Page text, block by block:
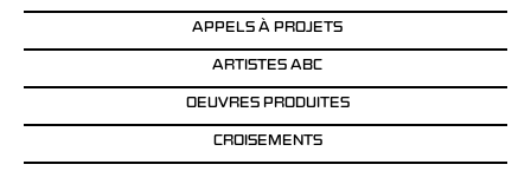
APPELS À PROJETS
ARTISTES ABC
OEUVRES PRODUITES
CROISEMENTS